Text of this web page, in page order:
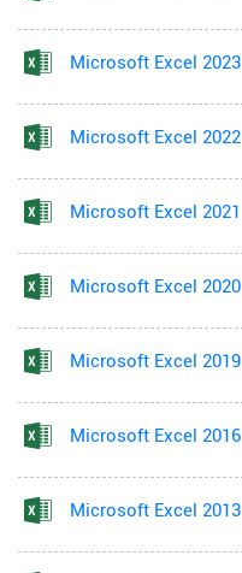
Microsoft Excel 2023
Microsoft Excel 2022
Microsoft Excel 2021
Microsoft Excel 2020
Microsoft Excel 2019
Microsoft Excel 2016
Microsoft Excel 2013